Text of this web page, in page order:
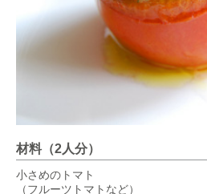
材料（2人分）
小さめのトマト
（フルーツトマトなど）